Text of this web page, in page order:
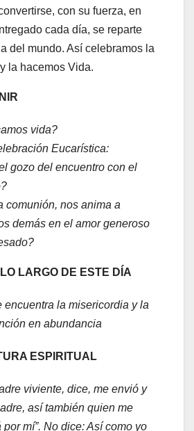
con su fuerza, en
cada día, se reparte
del mundo. Así celebramos la
la hacemos Vida.
vida?
Eucarística:
gozo del encuentro con el
comunión, nos anima a
demás en el amor generoso
LARGO DE ESTE DÍA
encuentra la misericordia y la
en abundancia
ESPIRITUAL
viviente, dice, me envió y
así también quien me
mí”. No dice: Así como yo